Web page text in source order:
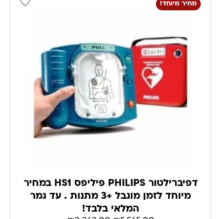
מחיר מיוחד!
דפיברילטור PHILIPS פיליפס HS1 במחיר
מיוחד לזמן מוגבל +3 מתנות . עד גמר
המלאי בלבד!